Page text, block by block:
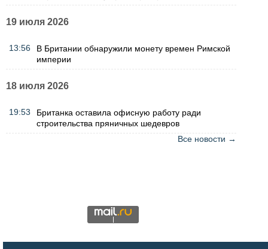
19 июля 2026
13:56
В Британии обнаружили монету времен Римской
империи
18 июля 2026
19:53
Британка оставила офисную работу ради
строительства пряничных шедевров
Все новости →